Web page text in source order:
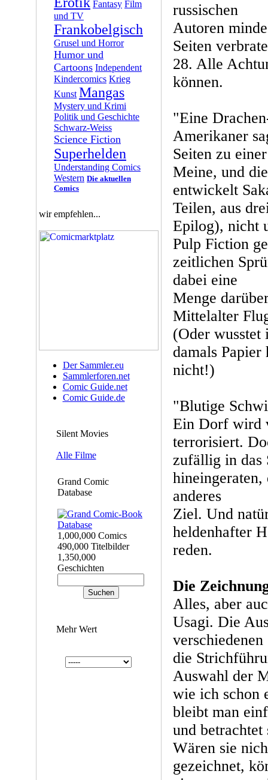
Fantasy Film
und TV
Frankobelgisch
Grusel und Horror
Humor und
Cartoons Independent
Kindercomics Krieg
Kunst Mangas
Mystery und Krimi
Politik und Geschichte
Schwarz-Weiss
Science Fiction
Superhelden
Understanding Comics
Western Die aktuellen
Comics
wir empfehlen...
Der Sammler.eu
Sammlerforen.net
Comic Guide.net
Comic Guide.de
Silent Movies
Alle Filme
Grand Comic
Database
1,000,000 Comics
490,000 Titelbilder
1,350,000
Geschichten
Mehr Wert
russischen
Autoren
Seiten
28. Alle
können.
"Eine
Amerikaner
Seiten zu
Meine, und
entwickelt
Teilen, aus
Epilog), nicht
Pulp Fiction
zeitlichen
dabei eine
Menge
Mittelalter
(Oder wusstet
damals Papier
nicht!)
"Blutige
Ein Dorf wird
terrorisiert.
zufällig in das
anderes
Ziel. Und
heldenhafter
reden.
Die
Alles, aber
Usagi. Die
die
Auswahl der
wie ich schon
bleibt man
und
Wären sie
gezeichnet,